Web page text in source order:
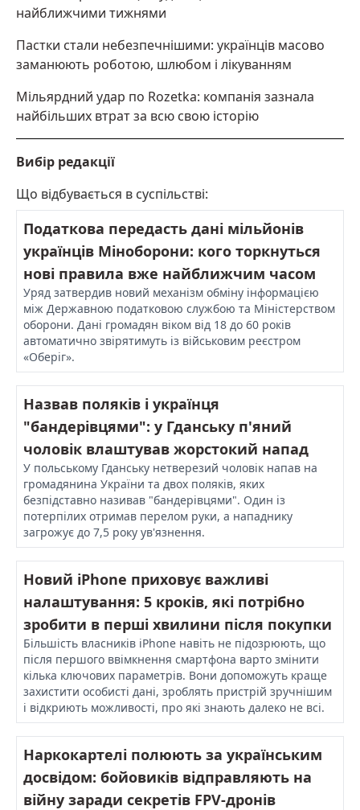
найближчими тижнями
Пастки стали небезпечнішими: українців масово
заманюють роботою, шлюбом і лікуванням
Мільярдний удар по Rozetka: компанія зазнала
найбільших втрат за всю свою історію
Вибір редакції
Що відбувається в суспільстві:
Податкова передасть дані мільйонів
українців Міноборони: кого торкнуться
нові правила вже найближчим часом
Уряд затвердив новий механізм обміну інформацією
між Державною податковою службою та Міністерством
оборони. Дані громадян віком від 18 до 60 років
автоматично звірятимуть із військовим реєстром
«Оберіг».
Назвав поляків і українця
"бандерівцями": у Гданську п'яний
чоловік влаштував жорстокий напад
У польському Гданську нетверезий чоловік напав на
громадянина України та двох поляків, яких
безпідставно називав "бандерівцями". Один із
потерпілих отримав перелом руки, а нападнику
загрожує до 7,5 року ув'язнення.
Новий iPhone приховує важливі
налаштування: 5 кроків, які потрібно
зробити в перші хвилини після покупки
Більшість власників iPhone навіть не підозрюють, що
після першого ввімкнення смартфона варто змінити
кілька ключових параметрів. Вони допоможуть краще
захистити особисті дані, зроблять пристрій зручнішим
і відкриють можливості, про які знають далеко не всі.
Наркокартелі полюють за українським
досвідом: бойовиків відправляють на
війну заради секретів FPV-дронів